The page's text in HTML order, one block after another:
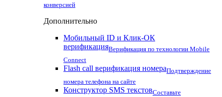
конверсией
Дополнительно
Мобильный ID и Клик-ОК
верификацияВерификация по технологии Mobile
Connect
Flash call верификация номераПодтверждение
номера телефона на сайте
Конструктор SMS текстовСоставьте